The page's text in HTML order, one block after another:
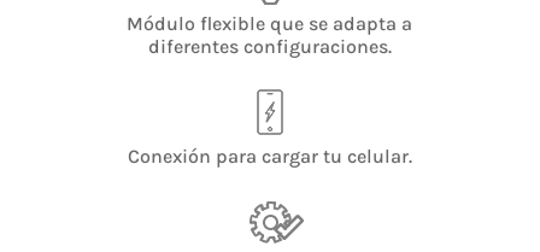
Módulo flexible que se adapta a
diferentes configuraciones.
Conexión para cargar tu celular.